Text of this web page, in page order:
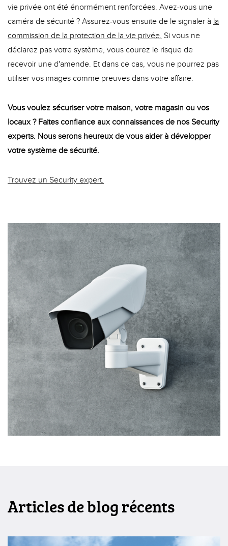
blog
vie privée ont été énormément renforcées. Avez-vous une
caméra de sécurité ? Assurez-vous ensuite de le signaler à la
commission de la protection de la vie privée. Si vous ne
déclarez pas votre système, vous courez le risque de
recevoir une d'amende. Et dans ce cas, vous ne pourrez pas
utiliser vos images comme preuves dans votre affaire.
Vous voulez sécuriser votre maison, votre magasin ou vos
locaux ? Faites confiance aux connaissances de nos Security
experts. Nous serons heureux de vous aider à développer
votre système de sécurité.
Trouvez un Security expert.
Articles de blog récents